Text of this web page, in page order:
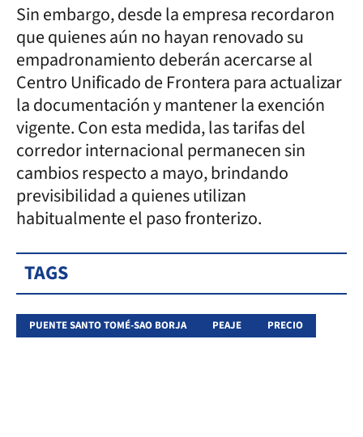
Sin embargo, desde la empresa recordaron
que quienes aún no hayan renovado su
empadronamiento deberán acercarse al
Centro Unificado de Frontera para actualizar
la documentación y mantener la exención
vigente. Con esta medida, las tarifas del
corredor internacional permanecen sin
cambios respecto a mayo, brindando
previsibilidad a quienes utilizan
habitualmente el paso fronterizo.
TAGS
PUENTE SANTO TOMÉ-SAO BORJA PEAJE PRECIO